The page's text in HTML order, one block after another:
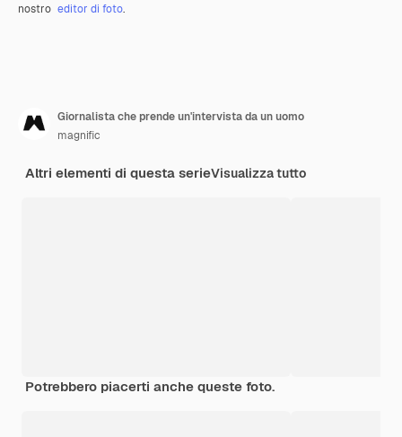
nostro editor di foto.
Giornalista che prende un'intervista da un uomo
magnific
Altri elementi di questa serieVisualizza tutto
Potrebbero piacerti anche queste foto.